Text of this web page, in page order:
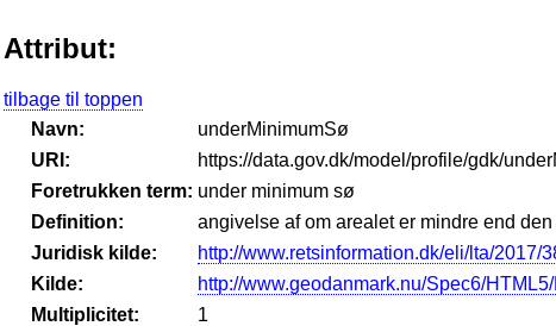
Attribut:
tilbage til toppen
Navn:
underMinimumSø
URI:
https://data.gov.dk/model/profile/gdk/
Foretrukken term: under minimum sø
Definition:
angivelse af om arealet er mindre end
Juridisk kilde:
http://www.retsinformation.dk/eli/lta/2017/
Kilde:
http://www.geodanmark.nu/Spec6/
Multiplicitet:
1